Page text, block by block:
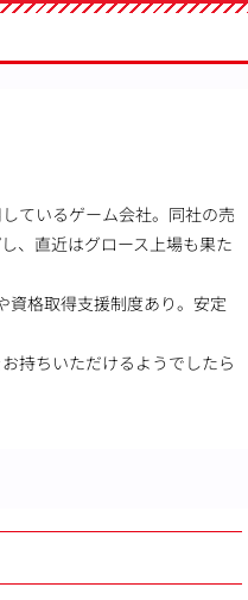
ているゲーム会社。同社の売
、直近はグロース上場も果た
格取得支援制度あり。安定
持ちいただけるようでしたら